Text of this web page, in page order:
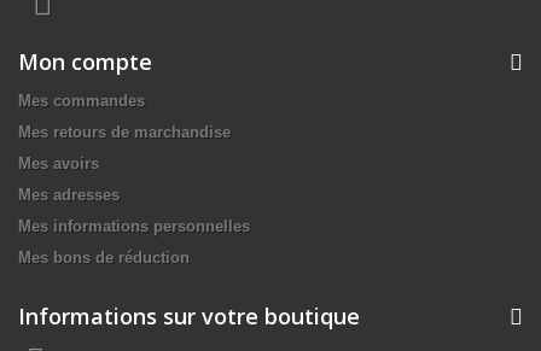
Mon compte
Mes commandes
Mes retours de marchandise
Mes avoirs
Mes adresses
Mes informations personnelles
Mes bons de réduction
Informations sur votre boutique